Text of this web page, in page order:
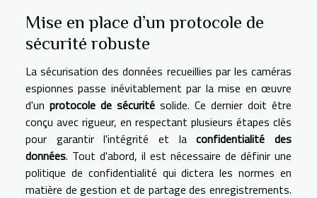
Mise en place d’un protocole de
sécurité robuste
La sécurisation des données recueillies par les caméras
espionnes passe inévitablement par la mise en œuvre
d'un protocole de sécurité solide. Ce dernier doit être
conçu avec rigueur, en respectant plusieurs étapes clés
pour garantir l'intégrité et laconfidentialité des
données. Tout d'abord, il est nécessaire de définir une
politique de confidentialité qui dictera les normes en
matière de gestion et de partage des enregistrements.